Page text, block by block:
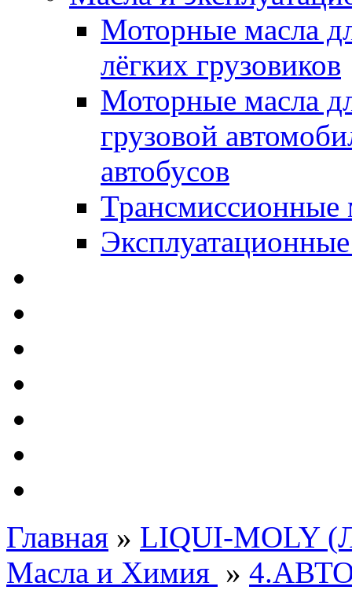
Моторные масла
лёгких грузовиков
Моторные масла
грузовой
автобусов
Трансмиссионные
Главная » LIQUI-MOLY
Масла и Химия »